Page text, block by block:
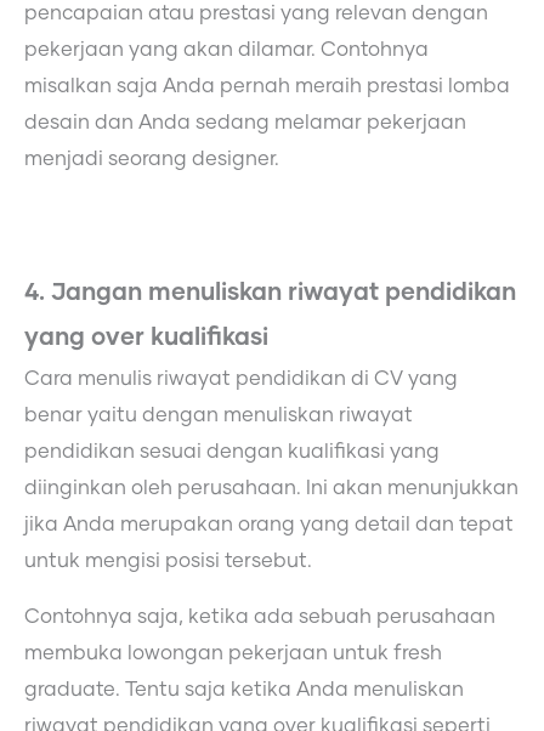
pencapaian atau prestasi yang relevan dengan
pekerjaan yang akan dilamar. Contohnya
misalkan saja Anda pernah meraih prestasi lomba
desain dan Anda sedang melamar pekerjaan
menjadi seorang designer.
4. Jangan menuliskan riwayat pendidikan
yang over kualifikasi
Cara menulis riwayat pendidikan di CV yang
benar yaitu dengan menuliskan riwayat
pendidikan sesuai dengan kualifikasi yang
diinginkan oleh perusahaan. Ini akan menunjukkan
jika Anda merupakan orang yang detail dan tepat
untuk mengisi posisi tersebut.
Contohnya saja, ketika ada sebuah perusahaan
membuka lowongan pekerjaan untuk fresh
graduate. Tentu saja ketika Anda menuliskan
riwayat pendidikan yang over kualifikasi seperti